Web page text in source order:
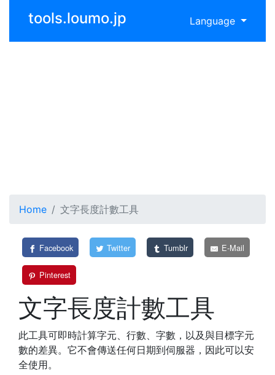
tools.loumo.jp Language
Home 文字長度計數工具
Facebook Twitter Tumblr E-Mail
Pinterest
文字長度計數工具
此工具可即時計算字元、行數、字數，以及與目標字元
數的差異。它不會傳送任何日期到伺服器，因此可以安
全使用。